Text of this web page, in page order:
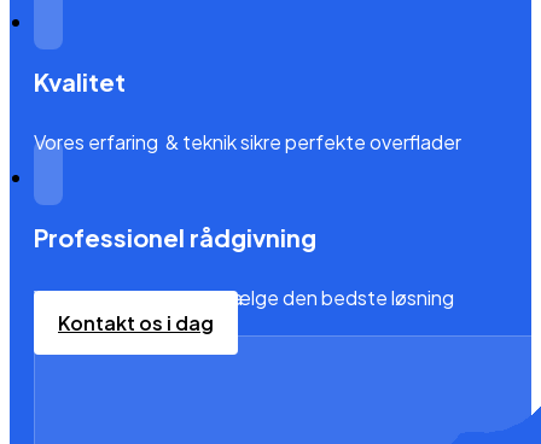
Kvalitet
Vores erfaring & teknik sikre perfekte overflader
Professionel rådgivning
Vi hjælper dig med at vælge den bedste løsning
Kontakt os i dag